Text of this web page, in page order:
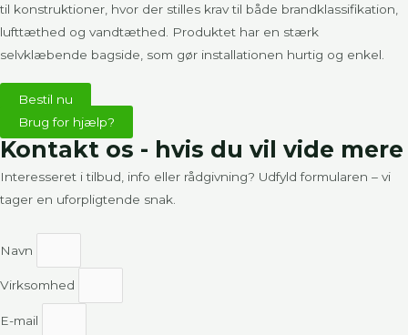
til konstruktioner, hvor der stilles krav til både brandklassifikation,
lufttæthed og vandtæthed. Produktet har en stærk
selvklæbende bagside, som gør installationen hurtig og enkel.
Bestil nu
Brug for hjælp?
Kontakt os - hvis du vil vide mere
Interesseret i tilbud, info eller rådgivning? Udfyld formularen – vi
tager en uforpligtende snak.
Navn
Virksomhed
E-mail